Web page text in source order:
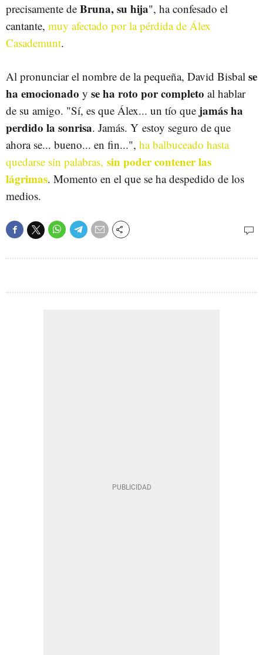
precisamente de Bruna, su hija", ha confesado el
cantante, muy afectado por la pérdida de Álex
Casademunt.
Al pronunciar el nombre de la pequeña, David Bisbal se
ha emocionado y se ha roto por completo al hablar
de su amigo. "Sí, es que Álex... un tío que jamás ha
perdido la sonrisa. Jamás. Y estoy seguro de que
ahora se... bueno... en fin...", ha balbuceado hasta
quedarse sin palabras, sin poder contener las
lágrimas. Momento en el que se ha despedido de los
medios.